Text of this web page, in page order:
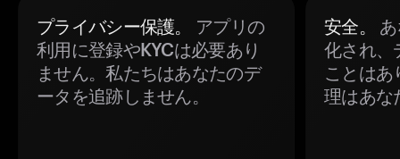
プライバシー保護。
アプリの
利用に登録やKYCは必要あり
ません。私たちはあなたのデ
ータを追跡しません。
安全。
化され、
ことはあ
理はあな